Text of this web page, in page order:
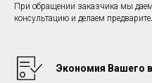
При обращении заказчика мы
консультацию и делаем
Экономия Вашего